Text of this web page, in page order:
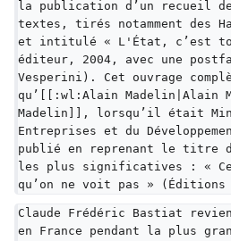
la publication d’un recueil
textes, tirés notamment des
et intitulé « L'État, c’est
éditeur, 2004, avec une
Vesperini). Cet ouvrage
qu’[[:wl:Alain Madelin|Alain
Madelin]], lorsqu’il était
Entreprises et du
publié en reprenant le titre
les plus significatives : «
qu’on ne voit pas »
Claude Frédéric Bastiat
en France pendant la plus